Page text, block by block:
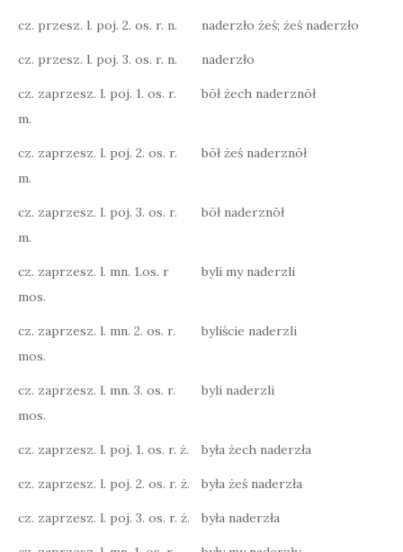
cz. przesz. l. poj. 2. os. r. n. naderzło żeś; żeś naderzło
cz. przesz. l. poj. 3. os. r. n. naderzło
cz. zaprzesz. l. poj. 1. os. r.
m.
bōł żech naderznōł
cz. zaprzesz. l. poj. 2. os. r.
m.
bōł żeś naderznōł
cz. zaprzesz. l. poj. 3. os. r.
m.
bōł naderznōł
cz. zaprzesz. l. mn. 1.os. r
mos.
byli my naderzli
cz. zaprzesz. l. mn. 2. os. r.
mos.
byliście naderzli
cz. zaprzesz. l. mn. 3. os. r.
mos.
byli naderzli
cz. zaprzesz. l. poj. 1. os. r. ż. była żech naderzła
cz. zaprzesz. l. poj. 2. os. r. ż. była żeś naderzła
cz. zaprzesz. l. poj. 3. os. r. ż. była naderzła